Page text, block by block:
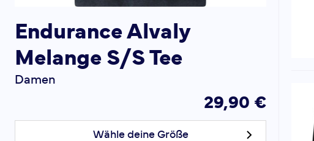
Endurance Alvaly
Melange S/S Tee
Damen
29,90 €
Wähle deine Größe